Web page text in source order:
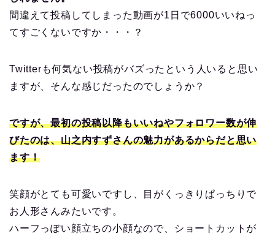
間違えて投稿してしまった動画が1日で6000いいねっ
てすごくないですか・・・？
Twitterも何気ない投稿がバズったという人いると思い
ますが、そんな感じだったのでしょうか？
ですが、最初の投稿以降もいいねやフォロワー数が伸
びたのは、山之内すずさんの魅力があるからだと思い
ます！
笑顔がとても可愛いですし、目がくっきりぱっちりで
お人形さんみたいです。
ハーフっぽい顔立ちの小顔なので、ショートカットが